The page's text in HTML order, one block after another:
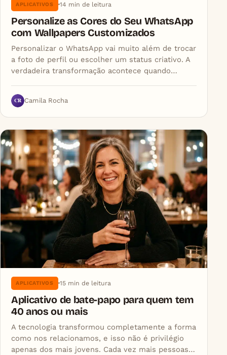
APLICATIVOS 14 min de leitura
Personalize as Cores do Seu WhatsApp
com Wallpapers Customizados
Personalizar o WhatsApp vai muito além de trocar
a foto de perfil ou escolher um status criativo. A
verdadeira transformação acontece quando…
CR Camila Rocha
APLICATIVOS 15 min de leitura
Aplicativo de bate-papo para quem tem
40 anos ou mais
A tecnologia transformou completamente a forma
como nos relacionamos, e isso não é privilégio
apenas dos mais jovens. Cada vez mais pessoas…